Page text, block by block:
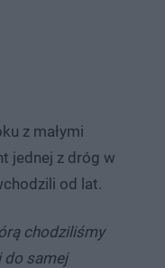
z małymi
jednej z dróg w
od lat.
chodziliśmy
do samej